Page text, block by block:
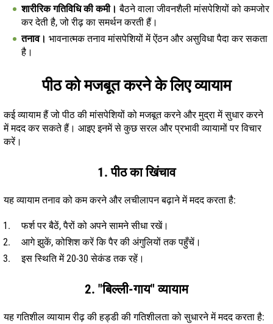
शारीरिक गतिविधि की कमी। बैठने वाला जीवनशैली मांसपेशियों को कमजोर
कर देती है, जो रीढ़ का समर्थन करती हैं।
तनाव। भावनात्मक तनाव मांसपेशियों में ऐंठन और असुविधा पैदा कर सकता
है।
पीठ को मजबूत करने के लिए व्यायाम
कई व्यायाम हैं जो पीठ की मांसपेशियों को मजबूत करने और मुद्रा में सुधार करने
में मदद कर सकते हैं। आइए इनमें से कुछ सरल और प्रभावी व्यायामों पर विचार
करें।
1. पीठ का खिंचाव
यह व्यायाम तनाव को कम करने और लचीलापन बढ़ाने में मदद करता है:
फर्श पर बैठें, पैरों को अपने सामने सीधा रखें।
आगे झुकें, कोशिश करें कि पैर की अंगुलियों तक पहुँचें।
इस स्थिति में 20-30 सेकंड तक रहें।
2. "बिल्ली-गाय" व्यायाम
यह गतिशील व्यायाम रीढ़ की हड्डी की गतिशीलता को सुधारने में मदद करता है: